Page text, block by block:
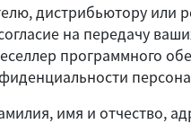
дистрибьютору или
на передачу
программного
имя и отчество,